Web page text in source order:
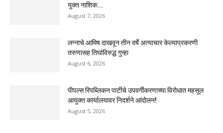
युक्त नाशिक...
August 7, 2026
लग्नाचे आमिष दाखवून तीन वर्षे अत्याचार केल्याप्रकरणी
तरुणासह तिघांविरुद्ध गुन्हा
August 6, 2026
पीपल्स रिपब्लिकन पार्टीचे उपवर्गीकरणाच्या विरोधात महसूल
आयुक्त कार्यालयावर निदर्शने आंदोलन!
August 5, 2026